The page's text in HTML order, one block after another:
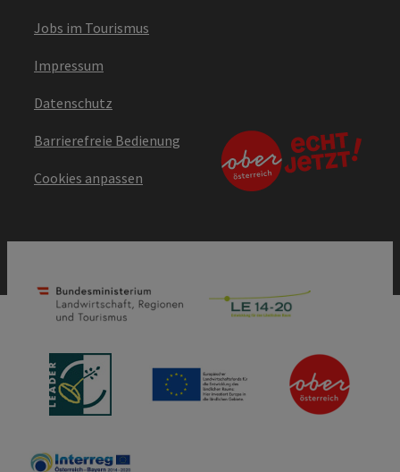
Jobs im Tourismus
Impressum
Datenschutz
Barrierefreie Bedienung
Cookies anpassen